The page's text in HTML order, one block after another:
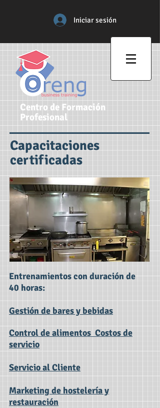
Centro de Formación
Profesional
Iniciar sesión
Capacitaciones
certificadas
Entrenamientos con duración de
40 horas:
Gestión de bares y bebidas
Control de alimentos Costos de
servicio
Servicio al Cliente
Marketing de hostelería y
restauración